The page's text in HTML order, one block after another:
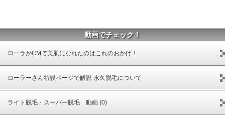
動画でチェック！
ローラがCMで美肌になれたのはこれのおかげ！
ローラーさん特設ページで解説 永久脱毛について
ライト脱毛・スーパー脱毛 動画 (0)